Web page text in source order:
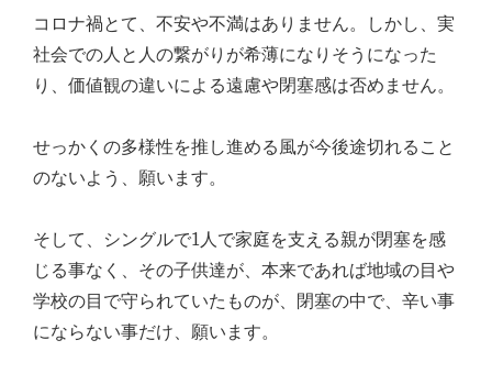
部
コロナ禍とて、不安や不満はありません。しかし、実
社会での人と人の繋がりが希薄になりそうになった
り、価値観の違いによる遠慮や閉塞感は否めません。
せっかくの多様性を推し進める風が今後途切れること
のないよう、願います。
そして、シングルで1人で家庭を支える親が閉塞を感
じる事なく、その子供達が、本来であれば地域の目や
学校の目で守られていたものが、閉塞の中で、辛い事
にならない事だけ、願います。
シ
ョ
ン